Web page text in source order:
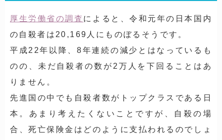
厚生労働省の調査 によると、令和元年の日本国内
の自殺者は20,169人にものぼるそうです。
平成22年以降、8年連続の減少とはなっているも
のの、未だ自殺者の数が2万人を下回ることはあ
りません。
先進国の中でも自殺者数がトップクラスである日
本。あまり考えたくないことですが、自殺の場
合、死亡保険金はどのように支払われるのでしょ